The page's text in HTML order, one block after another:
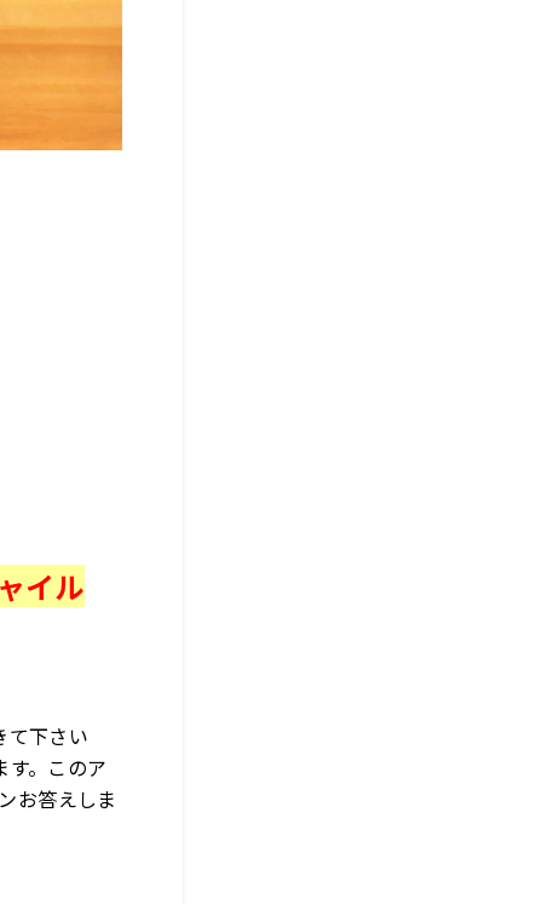
イル
て下さい
。このア
お答えしま